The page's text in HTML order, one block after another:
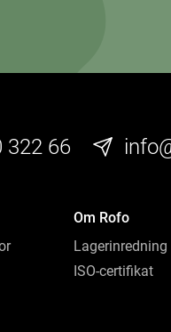
322 66
Om Rofo
Lagerinredning
ISO-certifikat